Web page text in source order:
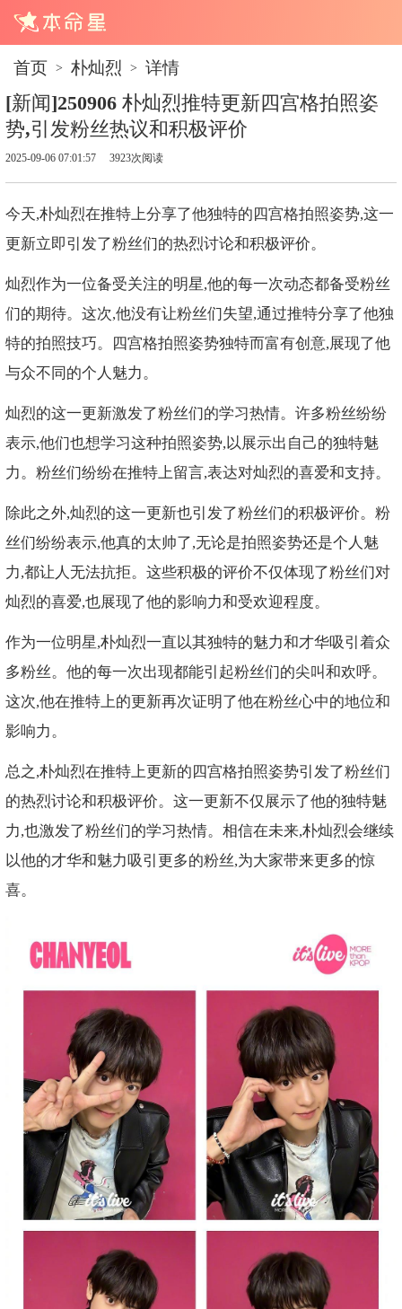
首页 > 朴灿烈 > 详情
[新闻]250906 朴灿烈推特更新四宫格拍照姿
势,引发粉丝热议和积极评价
2025-09-06 07:01:57 3923次阅读
今天,朴灿烈在推特上分享了他独特的四宫格拍照姿势,这一
更新立即引发了粉丝们的热烈讨论和积极评价。
灿烈作为一位备受关注的明星,他的每一次动态都备受粉丝
们的期待。这次,他没有让粉丝们失望,通过推特分享了他独
特的拍照技巧。四宫格拍照姿势独特而富有创意,展现了他
与众不同的个人魅力。
灿烈的这一更新激发了粉丝们的学习热情。许多粉丝纷纷
表示,他们也想学习这种拍照姿势,以展示出自己的独特魅
力。粉丝们纷纷在推特上留言,表达对灿烈的喜爱和支持。
除此之外,灿烈的这一更新也引发了粉丝们的积极评价。粉
丝们纷纷表示,他真的太帅了,无论是拍照姿势还是个人魅
力,都让人无法抗拒。这些积极的评价不仅体现了粉丝们对
灿烈的喜爱,也展现了他的影响力和受欢迎程度。
作为一位明星,朴灿烈一直以其独特的魅力和才华吸引着众
多粉丝。他的每一次出现都能引起粉丝们的尖叫和欢呼。
这次,他在推特上的更新再次证明了他在粉丝心中的地位和
影响力。
总之,朴灿烈在推特上更新的四宫格拍照姿势引发了粉丝们
的热烈讨论和积极评价。这一更新不仅展示了他的独特魅
力,也激发了粉丝们的学习热情。相信在未来,朴灿烈会继续
以他的才华和魅力吸引更多的粉丝,为大家带来更多的惊
喜。